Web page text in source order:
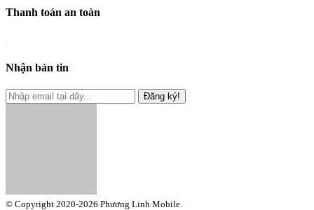
Thanh toán an toàn
Nhận bản tin
Đăng ký!
© Copyright 2020-2026 Phương Linh Mobile.